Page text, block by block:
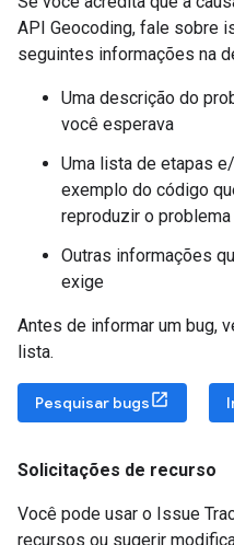
API Geocoding, fale sobre
seguintes informações na
Uma descrição do
você esperava
Uma lista de etapas
exemplo do código
reproduzir o problema
Outras informações
exige
Antes de informar um bug,
lista.
Pesquisar bugs
Solicitações de recurso
Você pode usar o Issue
recursos ou sugerir